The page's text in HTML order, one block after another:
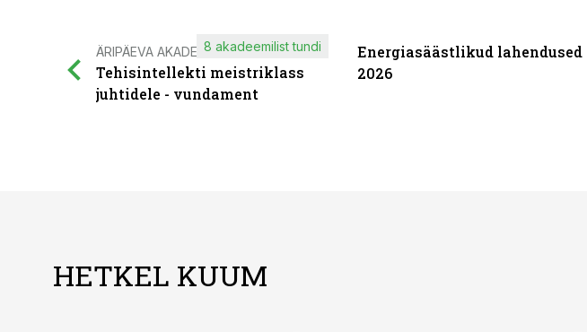
ÄRIPÄEVA AKADEEMIA
Tehisintellekti meistriklass
juhtidele - vundament
8 akadeemilist tundi
Energiasäästlikud lahendused
2026
HETKEL KUUM